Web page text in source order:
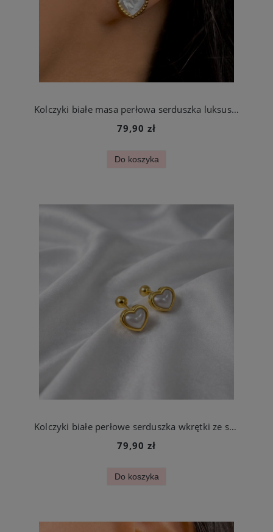
Kolczyki białe masa perłowa serduszka luksusowe ze stali szlachetnej
79,90 zł
Do koszyka
Kolczyki białe perłowe serduszka wkrętki ze stali szlachetnej
79,90 zł
Do koszyka